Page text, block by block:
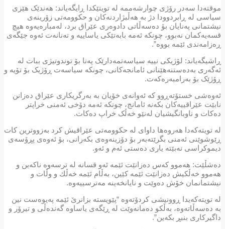
موقتەدا سەدر رۆژی چوارشەممە لە تویتێکدا ڕایگەیاند: هەندێک هێزی
سیاسی لە ڕابردوودا دژ بە هەڵبژاردنەکان و حکوومەتی زۆرینەی
نیشتمانی پەنایان بۆ دەسەڵاتی دادوەری عێراق برد، لەمبارەیەوە هیچ
قسەیەکمان نەبوو، چونکە ئەمە بابه‌تێكی یاساییە و تەنانەت ئەوە جێگەی
ڕەزامەندی ئێمە بووە”.
ڕاشیگەیاند: لۆژیکی نییە سیاسەتمەدارێک پەنا بۆ توندوتیژی ببات لە
ئەگەری بەدەستنەهێنانی ئامانجەکانی، چونکە سیاسەت ڕۆژیک بۆ تۆیە و
ڕۆژێک بۆ به‌رامبه‌ره‌كه‌ت.
ئەوەشی خستۆتەڕوو کە ئەوانەی خۆیان بە بەرگریکاری عێراق دەزانن
نابێت عێراقییەکان بکەنە ئامانج، چونکە ئەمە دۆخی ئەمنی خراپتر
دەکات و ناوبانگیشیان لەنێو خەڵک خراپ دەکات.
له‌ تویته‌كه‌دا هەروەها داوای لە حکوومەتی عێراقیش كرد بەزووترین کات
ڕێوشوێنی ئەمنی بگرێتەبەر بۆ دۆزینەوەی بکەرانی، بۆ ئەوەی پڕۆسەی
دیموکراسی نەبێتە یاری دەستی ئەم و ئەو.
دەشڵێت: هەموو کەس دەزانێت ئێمە ئەو قسانە لە ترسەوە ناکەین و
هەموو خەڵکیش دەزانێت ئێمە کێین، بەڵام ئێمە خه‌ڵك و وڵات و
نیشتمانمان خۆش دەوێت و نایانخەینە مەترسییەوە.
لە تویتەکەیدا ڕوونیشی کردۆتەوە “پێویستە بزانرێ ئێمە پەیوەست نین
بە دەسەڵاتەوە، بەڵکو دەمانەوێت لە ڕێگەی یاساوه‌ گەندەڵی و تیرۆر و
داگیرکاری بنبڕ بکەین”.